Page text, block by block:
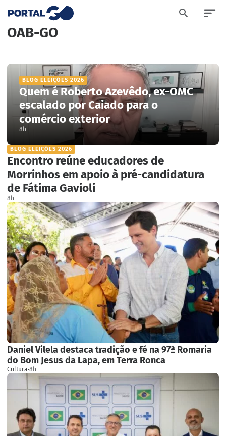
OAB-GO
BLOG ELEIÇÕES 2026
Quem é Roberto Azevêdo, ex-OMC
escalado por Caiado para o
comércio exterior
8h
BLOG ELEIÇÕES 2026
Encontro reúne educadores de
Morrinhos em apoio à pré-candidatura
de Fátima Gavioli
8h
Daniel Vilela destaca tradição e fé na 97ª Romaria
do Bom Jesus da Lapa, em Terra Ronca
Cultura·8h